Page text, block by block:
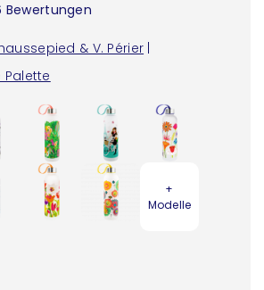
& V. Périer
Palette
Bewertungen
+
Modelle